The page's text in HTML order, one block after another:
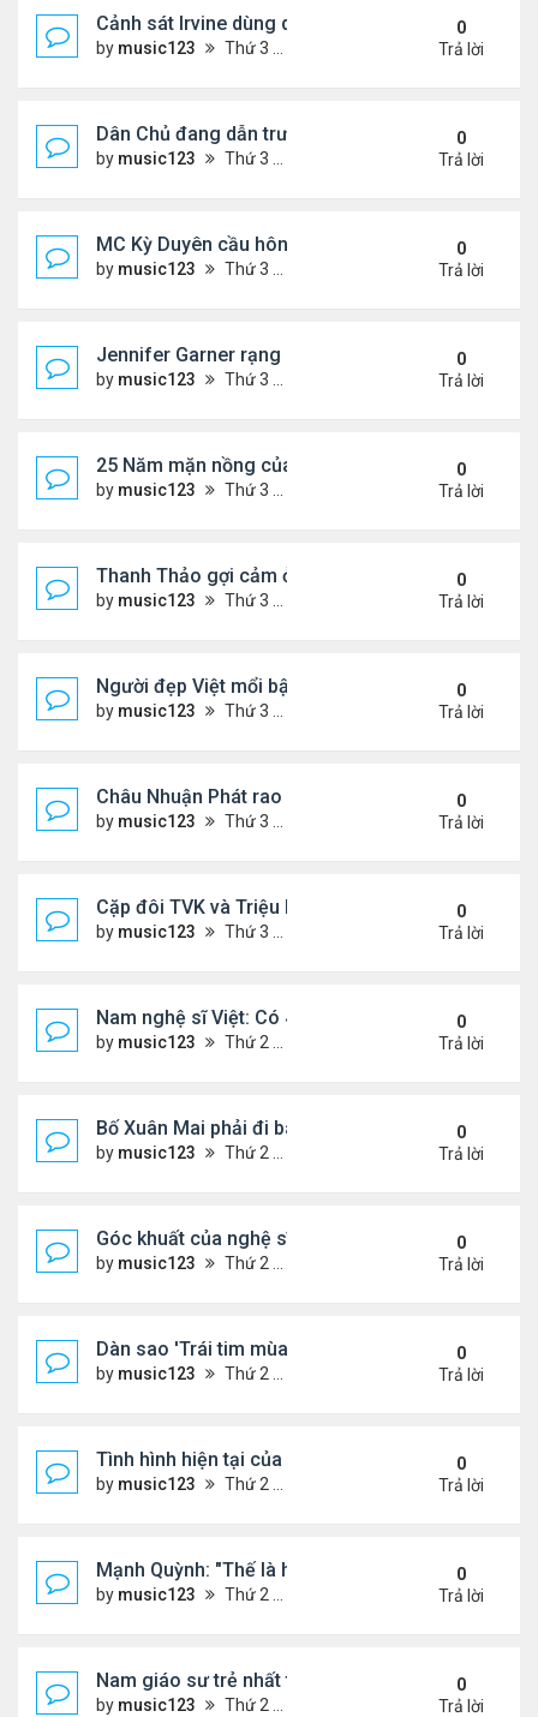
Cảnh sát Irvine dùng drone bắt kẻ trộm trong
by music123 Thứ 3 Tháng 8 04, 2026 6:20 pm
0
Trả lời
Dân Chủ đang dẫn trước Cộng Hòa trong các
by music123 Thứ 3 Tháng 8 04, 2026 6:17 pm
0
Trả lời
MC Kỳ Duyên cầu hôn lại chồng cũ
by music123 Thứ 3 Tháng 8 04, 2026 6:12 pm
0
Trả lời
Jennifer Garner rạng rỡ bên bạn trai kém 6 tuổi
by music123 Thứ 3 Tháng 8 04, 2026 6:06 pm
0
Trả lời
25 Năm mặn nồng của 'Điệp viên 007'
by music123 Thứ 3 Tháng 8 04, 2026 5:57 pm
0
Trả lời
Thanh Thảo gợi cảm ở tuổi 49
by music123 Thứ 3 Tháng 8 04, 2026 5:52 pm
0
Trả lời
Người đẹp Việt mổi bật giữa dàn sao châu Á
by music123 Thứ 3 Tháng 8 04, 2026 5:45 pm
0
Trả lời
Châu Nhuận Phát rao bán tài sản
by music123 Thứ 3 Tháng 8 04, 2026 5:36 pm
0
Trả lời
Cặp đôi TVK và Triệu Mẫn được yêu thích nhất
by music123 Thứ 3 Tháng 8 04, 2026 5:05 pm
0
Trả lời
Nam nghệ sĩ Việt: Có 4 nhà ở Pháp, sống gần
by music123 Thứ 2 Tháng 8 03, 2026 7:23 pm
0
Trả lời
Bố Xuân Mai phải đi bán cơm ở Mỹ
by music123 Thứ 2 Tháng 8 03, 2026 7:18 pm
0
Trả lời
Góc khuất của nghệ sĩ Hoài Tâm
by music123 Thứ 2 Tháng 8 03, 2026 7:13 pm
0
Trả lời
Dàn sao 'Trái tim mùa thu' sau 26 năm
by music123 Thứ 2 Tháng 8 03, 2026 7:09 pm
0
Trả lời
Tình hình hiện tại của Quang Lê
by music123 Thứ 2 Tháng 8 03, 2026 7:00 pm
0
Trả lời
Mạnh Quỳnh: "Thế là hết"
by music123 Thứ 2 Tháng 8 03, 2026 6:56 pm
0
Trả lời
Nam giáo sư trẻ nhất thế giới ở tuổi 18
by music123 Thứ 2 Tháng 8 03, 2026 6:50 pm
0
Trả lời